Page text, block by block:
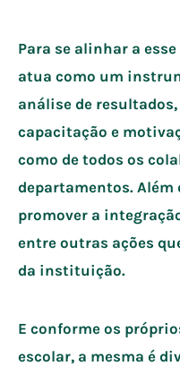
Para se alinhar a
atua como um
análise de
capacitação e
como de todos os
departamentos.
promover a
entre outras ações
da instituição.
E conforme os
escolar, a mesma é